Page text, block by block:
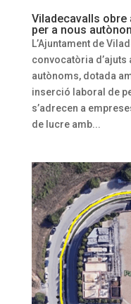
Viladecavalls
per a nous
L’Ajuntament de
convocatòria d’ajuts
autònoms, dotada
inserció laboral de
s’adrecen a
de lucre amb...